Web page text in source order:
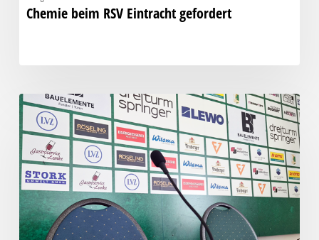
Chemie beim RSV Eintracht gefordert
Pressegespräch
vor
RSV
Eintracht
1949
–
Chemie